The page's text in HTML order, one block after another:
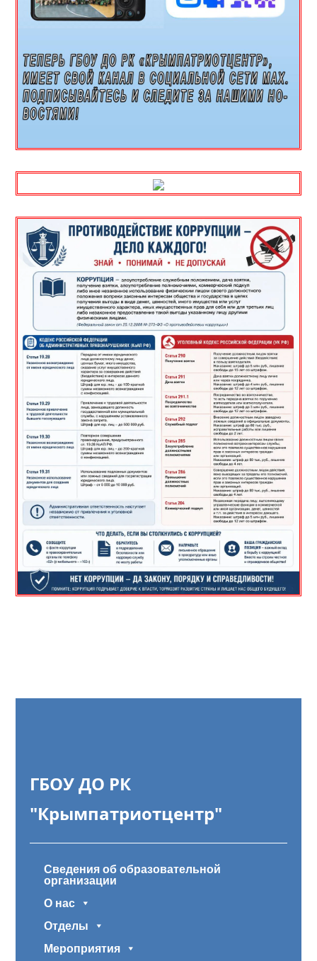
ГБОУ ДО РК
"Крымпатриотцентр"
Сведения об образовательной
организации
О нас
Отделы
Мероприятия